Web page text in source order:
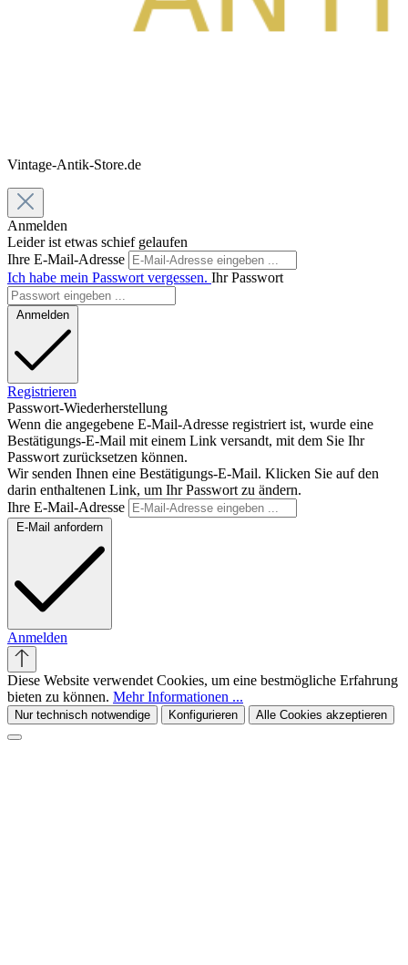
Vintage-Antik-Store.de
Anmelden
Leider ist etwas schief gelaufen
Ihre E-Mail-Adresse
Ich habe mein Passwort vergessen. Ihr Passwort
Anmelden
Registrieren
Passwort-Wiederherstellung
Wenn die angegebene E-Mail-Adresse registriert ist, wurde eine
Bestätigungs-E-Mail mit einem Link versandt, mit dem Sie Ihr
Passwort zurücksetzen können.
Wir senden Ihnen eine Bestätigungs-E-Mail. Klicken Sie auf den
darin enthaltenen Link, um Ihr Passwort zu ändern.
Ihre E-Mail-Adresse
E-Mail anfordern
Anmelden
Diese Website verwendet Cookies, um eine bestmögliche Erfahrung
bieten zu können. Mehr Informationen ...
Nur technisch notwendige Konfigurieren Alle Cookies akzeptieren